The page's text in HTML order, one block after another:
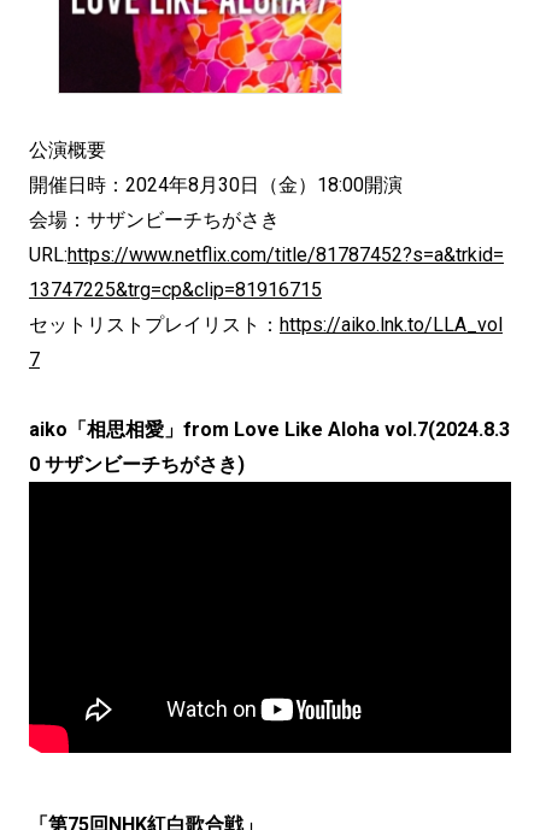
公演概要
開催日時：2024年8月30日（金）18:00開演
会場：サザンビーチちがさき
URL:https://www.netflix.com/title/81787452?s=a&trkid=
13747225&trg=cp&clip=81916715
セットリストプレイリスト： https://aiko.lnk.to/LLA_vol
7
aiko「相思相愛」from Love Like Aloha vol.7(2024.8.3
0 サザンビーチちがさき)
「第75回NHK紅白歌合戦」